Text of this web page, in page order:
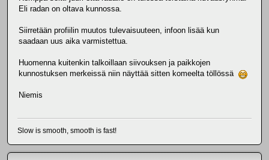
Eli radan on oltava kunnossa.
Siirretään profiilin muutos tulevaisuuteen, infoon lisää kun
saadaan uus aika varmistettua.
Huomenna kuitenkin talkoillaan siivouksen ja paikkojen
kunnostuksen merkeissä niin näyttää sitten komeelta töllössä
Niemis
Slow is smooth, smooth is fast!